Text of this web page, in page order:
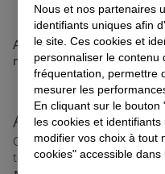
Retraite
Tous nos devis d'assurance
Aucun avis sur votre
moment
Allianz proche
Où que vous soyez en
toujours près de chez vous.
Nous et nos partenaires
identifiants uniques afin
le site. Ces cookies et
personnaliser le contenu
fréquentation, permettre
mesurer les
En cliquant sur le
les cookies et
modifier vos choix à tout
cookies" accessible dans